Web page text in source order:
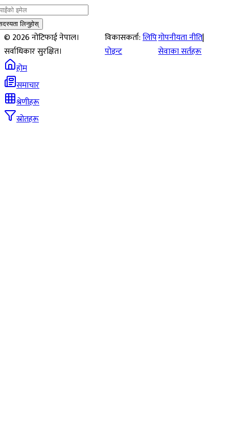
लिनुहोस्
©2026नोटिफाई नेपाल।
सर्वाधिकार सुरक्षित।
विकासकर्ता:लिपि
पोइन्ट
गोपनीयता नीति|
सेवाका सर्तहरू
होम
समाचार
श्रेणीहरू
स्रोतहरू